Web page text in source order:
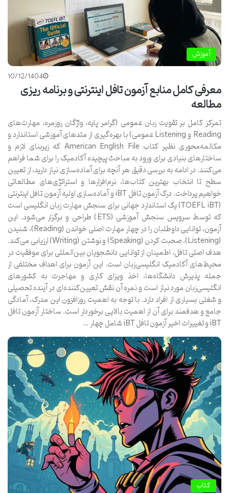
آموزش
10/12/1404
معرفی کامل منابع آزمون تافل اینترنتی و برنامه ریزی
مطالعه
تمرکز کامل بر تقویت زبان عمومی (گرامر پایه، واژگان روزمره، مهارت‌های
Reading و Listening عمومی) با بهره‌گیری از متدهای آموزشی استاندارد و
مکالمه‌محوری نظیر کتاب American English File که زیربنای لازم و
ساختارهای بنیادی برای ورود به مباحث پیچیده آکادمیک را برای شما فراهم
می‌کنند. در ادامه به بررسی دقیق هر آنچه برای آماده‌سازی نیاز دارید، از تعیین
سطح تا انتخاب بهترین کتاب‌ها، نرم‌افزارها و استراتژی‌های مطالعاتی
خواهیم پرداخت. درک آزمون تافل iBT و آماده‌سازی اولیه آزمون تافل اینترنتی
(TOEFL iBT) یک استاندارد جهانی برای سنجش مهارت زبان انگلیسی است
که توسط سرویس سنجش آموزشی (ETS) طراحی و برگزار می‌شود. این
آزمون، توانایی داوطلبان را در چهار مهارت اصلی خواندن (Reading)، شنیدن
(Listening)، صحبت کردن (Speaking) و نوشتن (Writing) ارزیابی می‌کند.
هدف اصلی تافل، اطمینان از توانایی دانشجویان بین‌المللی برای موفقیت در
محیط‌های آکادمیک انگلیسی‌زبان است. این آزمون برای اهداف مختلفی از
جمله پذیرش دانشگاه‌ها، اخذ ویزای کاری و مهاجرت به کشورهای
انگلیسی‌زبان مورد نیاز است و نمره آن نقش تعیین‌کننده‌ای در آینده تحصیلی
و شغلی بسیاری از افراد دارد. با توجه به اهمیت روزافزون این مدرک، آمادگی
جامع و هدفمند برای آن از اهمیت بالایی برخوردار است. ساختار آزمون تافل
iBT و تغییرات اخیر آزمون تافل iBT شامل چهار …
کتاب